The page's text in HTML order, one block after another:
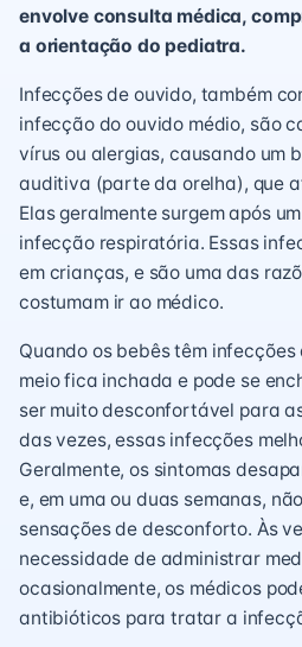
envolve consulta médica,
a orientação do pediatra.
Infecções de ouvido, também
infecção do ouvido médio, são
vírus ou alergias, causando um
auditiva (parte da orelha), que
Elas geralmente surgem após
infecção respiratória. Essas
em crianças, e são uma das
costumam ir ao médico.
Quando os bebês têm
meio fica inchada e pode se
ser muito desconfortável para
das vezes, essas infecções
Geralmente, os sintomas
e, em uma ou duas semanas,
sensações de desconforto. Às
necessidade de administrar
ocasionalmente, os médicos
antibióticos para tratar a